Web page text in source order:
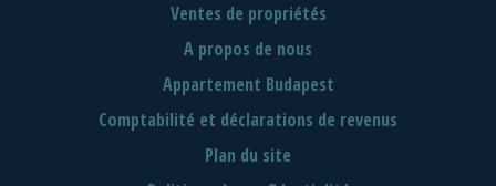
Ventes de propriétés
A propos de nous
Appartement Budapest
Comptabilité et déclarations de revenus
Plan du site